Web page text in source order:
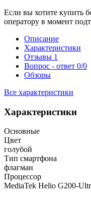
Если вы хотите купить
оператору в момент
Описание
Характеристики
Отзывы 1
Вопрос - ответ 0/0
Обзоры
Все характеристики
Характеристики
Основные
Цвет
голубой
Тип смартфона
флагман
Процессор
MediaTek Helio G200-